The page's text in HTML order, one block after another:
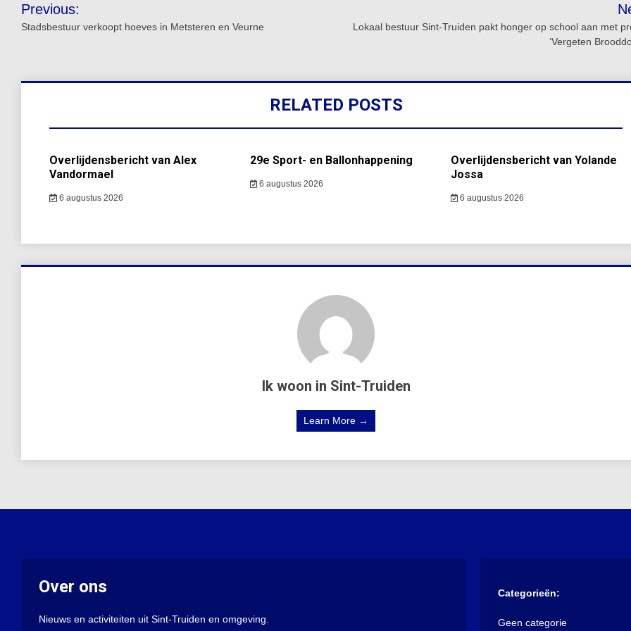
navigatie
Previous:
Stadsbestuur verkoopt hoeves in Metsteren en Veurne
Lokaal bestuur Sint-Truiden pakt honger op school aan met
‘Vergeten
RELATED POSTS
Overlijdensbericht van Alex
Vandormael
6 augustus 2026
29e Sport- en Ballonhappening
6 augustus 2026
Overlijdensbericht van Yolande
Jossa
6 augustus 2026
Ik woon in Sint-Truiden
Learn More →
Over ons
Nieuws en activiteiten uit Sint-Truiden en omgeving.
Categorieën:
Geen categorie